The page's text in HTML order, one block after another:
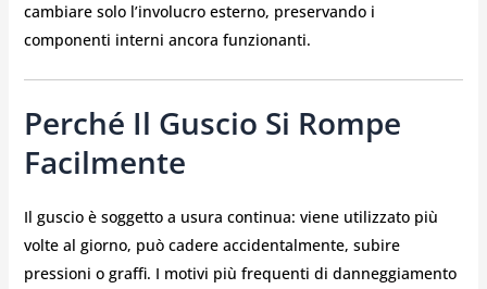
cambiare solo l’involucro esterno, preservando i
componenti interni ancora funzionanti.
Perché Il Guscio Si Rompe
Facilmente
Il guscio è soggetto a usura continua: viene utilizzato più
volte al giorno, può cadere accidentalmente, subire
pressioni o graffi. I motivi più frequenti di danneggiamento